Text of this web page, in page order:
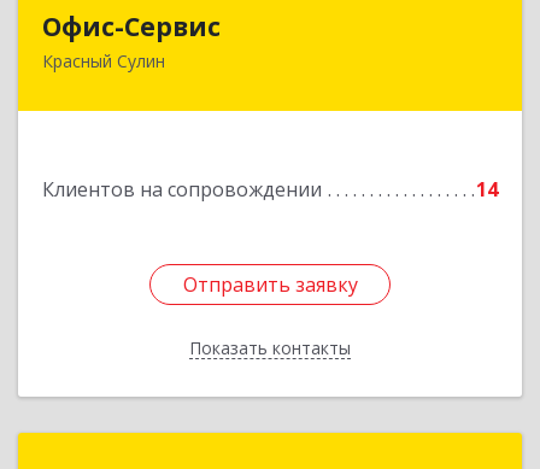
Офис-Сервис
Красный Сулин
Клиентов на сопровождении 14
Отправить заявку
Показать контакты
346350, Ростовская обл, р-н Красносулинский,
Отправить заявку
Назад